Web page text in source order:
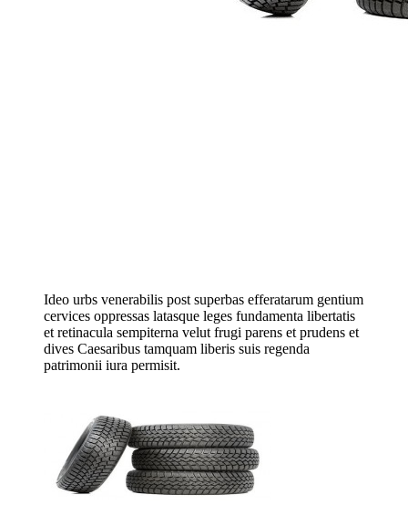
Ideo urbs venerabilis post superbas efferatarum gentium
cervices oppressas latasque leges fundamenta libertatis
et retinacula sempiterna velut frugi parens et prudens et
dives Caesaribus tamquam liberis suis regenda
patrimonii iura permisit.